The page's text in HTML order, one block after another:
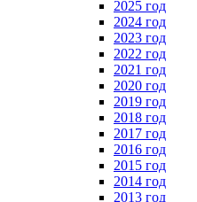
2025 год
2024 год
2023 год
2022 год
2021 год
2020 год
2019 год
2018 год
2017 год
2016 год
2015 год
2014 год
2013 год